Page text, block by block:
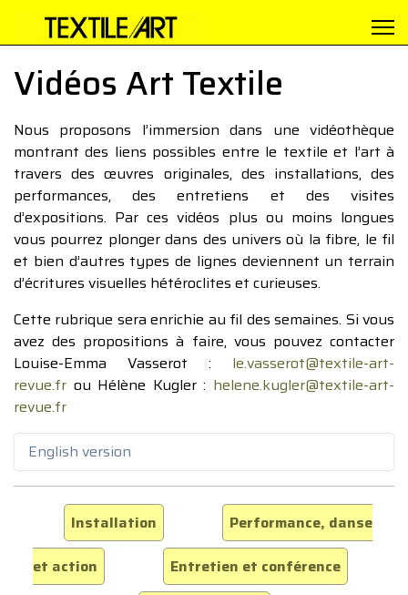
Vidéos Art Textile
Nous proposons l’immersion dans une vidéothèque
montrant des liens possibles entre le textile et l’art à
travers des œuvres originales, des installations, des
performances, des entretiens et des visites
d’expositions. Par ces vidéos plus ou moins longues
vous pourrez plonger dans des univers où la fibre, le fil
et bien d’autres types de lignes deviennent un terrain
d’écritures visuelles hétéroclites et curieuses.
Cette rubrique sera enrichie au fil des semaines. Si vous
avez des propositions à faire, vous pouvez contacter
Louise-Emma Vasserot : le.vasserot@textile-art-
revue.fr ou Hélène Kugler : helene.kugler@textile-art-
revue.fr
English version
Installation
Performance, danse
et action
Entretien et conférence